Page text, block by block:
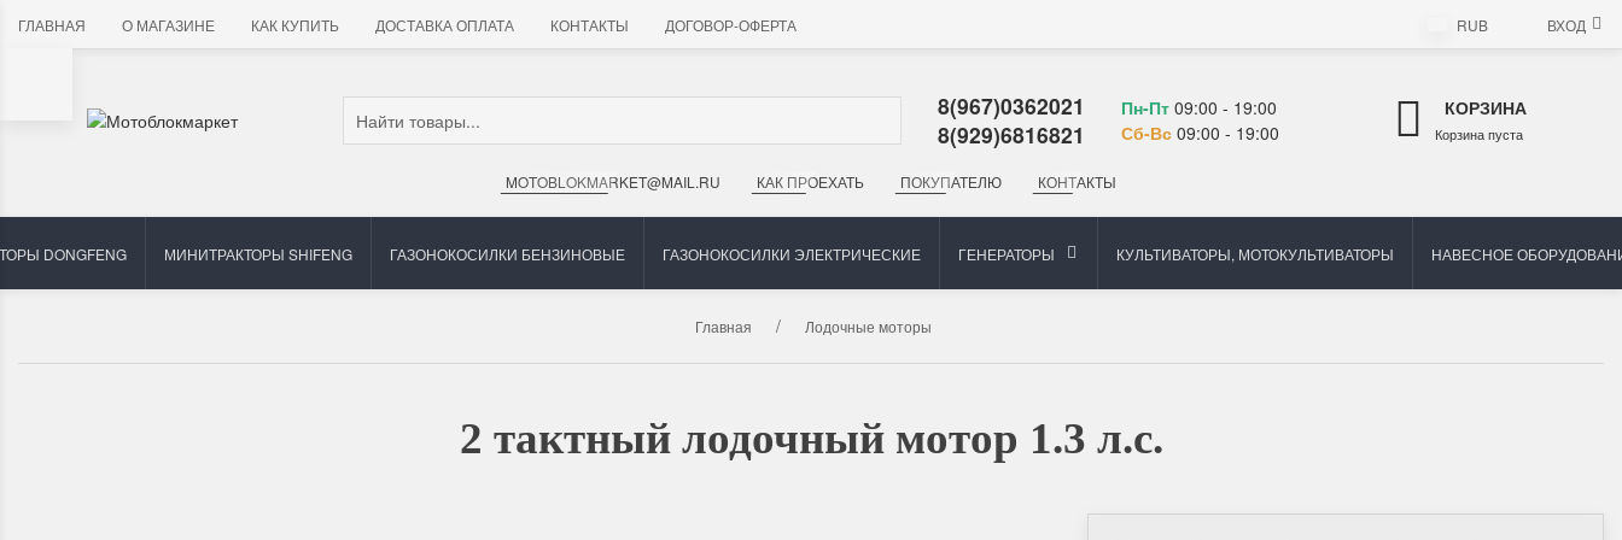
ГЛАВНАЯ О МАГАЗИНЕ КАК КУПИТЬ ДОСТАВКА ОПЛАТА КОНТАКТЫ ДОГОВОР-ОФЕРТА RUB ВХОД
8(967)0362021
8(929)6816821
Пн-Пт 09:00 - 19:00
Сб-Вс 09:00 - 19:00
КОРЗИНА
Корзина пуста
MOTOBLOKMARKET@MAIL.RU КАК ПРОЕХАТЬ ПОКУПАТЕЛЮ КОНТАКТЫ
DONGFENG МИНИТРАКТОРЫ SHIFENG ГАЗОНОКОСИЛКИ БЕНЗИНОВЫЕ ГАЗОНОКОСИЛКИ ЭЛЕКТРИЧЕСКИЕ ГЕНЕРАТОРЫ КУЛЬТИВАТОРЫ, МОТОКУЛЬТИВАТОРЫ НАВЕСНОЕ
Главная Лодочные моторы
2 тактный лодочный мотор 1.3 л.с.